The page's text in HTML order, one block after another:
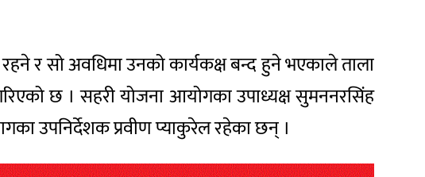
र सो अवधिमा उनको कार्यकक्ष बन्द हुने भएकाले ताला
छ । सहरी योजना आयोगका उपाध्यक्ष सुमननरसिंह
उपनिर्देशक प्रवीण प्याकुरेल रहेका छन् ।